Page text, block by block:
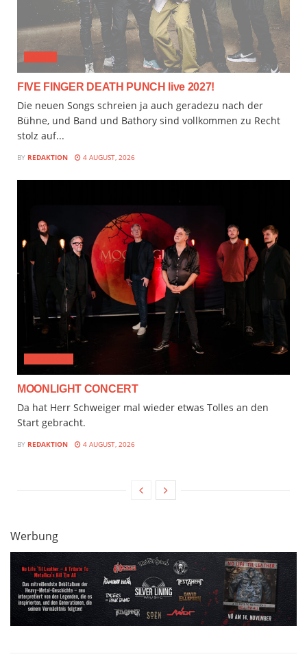
FIVE FINGER DEATH PUNCH live 2027!
Die neuen Songs schreien ja auch geradezu nach der
Bühne, und Band und Bathory sind vollkommen zu Recht
stolz auf...
BY REDAKTION 4 AUGUST, 2026
MOONLIGHT CONCERT
Da hat Herr Schweiger mal wieder etwas Tolles an den
Start gebracht.
BY REDAKTION 4 AUGUST, 2026
Werbung